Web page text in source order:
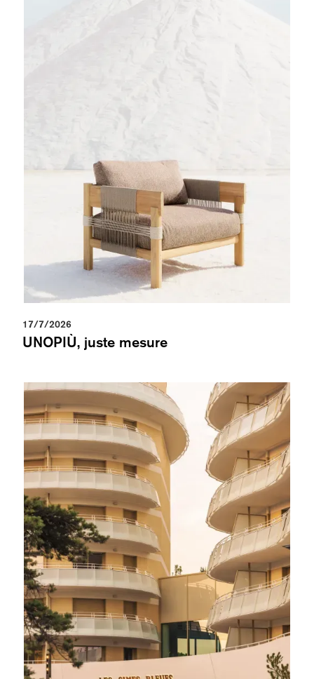
17/7/2026
UNOPIÙ, juste mesure